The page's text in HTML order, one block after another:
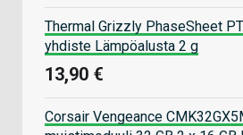
Thermal Grizzly PhaseSheet
yhdiste Lämpöalusta 2 g
13,90 €
Corsair Vengeance